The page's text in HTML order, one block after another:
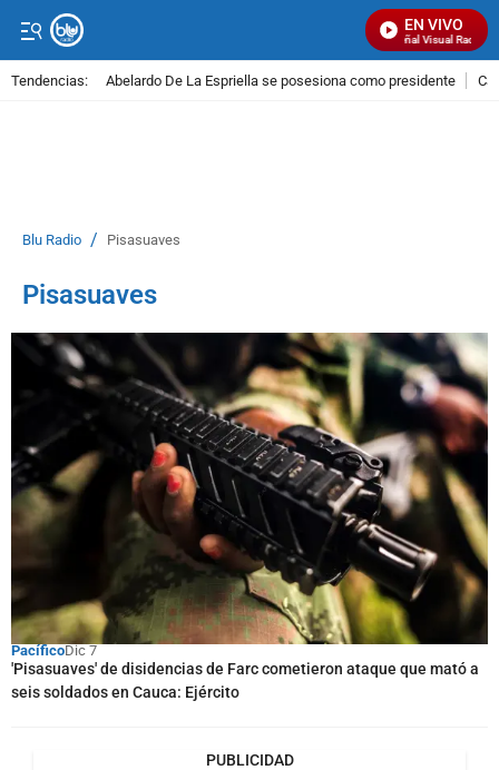
EN VIVO
Señal Visual Radio
Tendencias: Abelardo De La Espriella se posesiona como presidente
Blu Radio / Pisasuaves
Pisasuaves
PacíficoDic 7
'Pisasuaves' de disidencias de Farc cometieron ataque que mató a
seis soldados en Cauca: Ejército
PUBLICIDAD